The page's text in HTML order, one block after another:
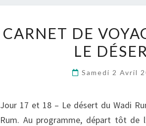
CARNET DE
LE
Samedi 2 Avril
Jour 17 et 18 – Le désert du Wadi
Rum. Au programme, départ tôt